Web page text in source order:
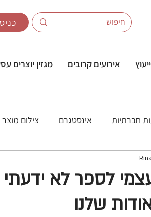
ייעוץ אירועים קרובים מגזין יוצרים
חברתיות אינסטגרם צילום מוצר
שיווק לחנויות אונליין
לספר לא
שלנו